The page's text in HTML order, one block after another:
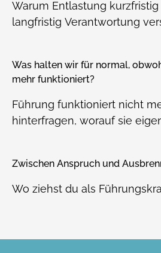
Warum Entlastung
langfristig Verantwortung
Was halten wir für normal,
mehr funktioniert?
Führung funktioniert nicht
hinterfragen, worauf sie
Zwischen Anspruch und
Wo ziehst du als